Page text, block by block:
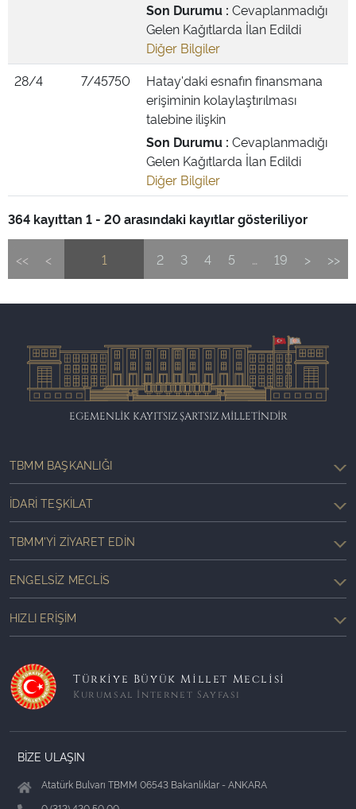
Son Durumu : Cevaplanmadığı
Gelen Kağıtlarda İlan Edildi
Diğer Bilgiler
28/4
7/45750
Hatay'daki esnafın finansmana
erişiminin kolaylaştırılması
talebine ilişkin
Son Durumu : Cevaplanmadığı
Gelen Kağıtlarda İlan Edildi
Diğer Bilgiler
364 kayıttan 1 - 20 arasındaki kayıtlar gösteriliyor
<< < 1 2 3 4 5 … 19 > >>
EGEMENLİK KAYITSIZ ŞARTSIZ MİLLETİNDİR
TBMM BAŞKANLIĞI
İDARI TEŞKILAT
TBMM'YI ZIYARET EDIN
ENGELSIZ MECLIS
HIZLI ERIŞIM
Türkiye Büyük Millet Meclisi
Kurumsal İnternet Sayfası
BİZE ULAŞIN
Atatürk Bulvarı TBMM 06543 Bakanlıklar - ANKARA